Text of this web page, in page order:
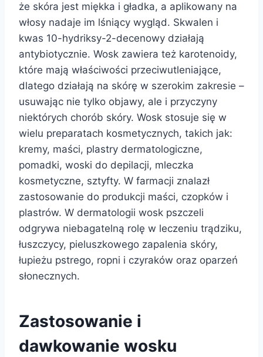
że skóra jest miękka i gładka, a aplikowany na
włosy nadaje im lśniący wygląd. Skwalen i
kwas 10-hydriksy-2-decenowy działają
antybiotycznie. Wosk zawiera też karotenoidy,
które mają właściwości przeciwutleniające,
dlatego działają na skórę w szerokim zakresie –
usuwając nie tylko objawy, ale i przyczyny
niektórych chorób skóry. Wosk stosuje się w
wielu preparatach kosmetycznych, takich jak:
kremy, maści, plastry dermatologiczne,
pomadki, woski do depilacji, mleczka
kosmetyczne, sztyfty. W farmacji znalazł
zastosowanie do produkcji maści, czopków i
plastrów. W dermatologii wosk pszczeli
odgrywa niebagatelną rolę w leczeniu trądziku,
łuszczycy, pieluszkowego zapalenia skóry,
łupieżu pstrego, ropni i czyraków oraz oparzeń
słonecznych.
Zastosowanie i
dawkowanie wosku